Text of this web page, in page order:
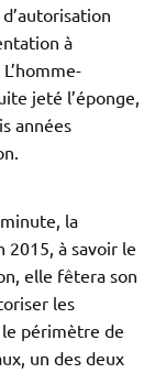
à
jeté l’éponge,
années
la
2015, à savoir le
elle fêtera son
les
périmètre de
un des deux